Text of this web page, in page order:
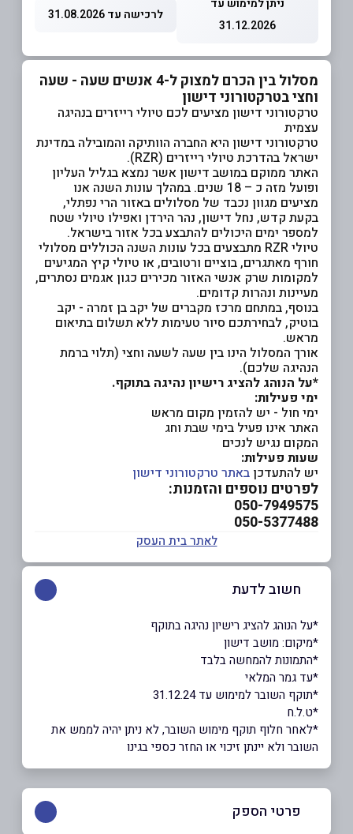
ניתן למימוש עד
31.12.2026
לרכישה עד 31.08.2026
מסלול בין הכרם למצוק ל-4 אנשים שעה - שעה
וחצי בטרקטורוני דישון
טרקטורוני דישון מציעים לכם טיולי רייזרים בנהיגה
עצמית
טרקטורוני דישון היא החברה הוותיקה והמובילה במדינת
ישראל בהדרכת טיולי רייזרים (RZR).
האתר ממוקם במושב דישון אשר נמצא בגליל העליון
ופועל מזה כ – 18 שנים. במהלך עונות השנה אנו
מציעים מגוון נכבד של מסלולים באזור הרי נפתלי,
בקעת קדש, נחל דישון, נהר הירדן ואפילו טיולי שטח
למספר ימים היכולים להתבצע בכל אזור בישראל.
טיולי RZR מתבצעים בכל עונות השנה הכוללים מסלולי
חורף מאתגרים, בוציים ורטובים, או טיולי קיץ המגיעים
למקומות שרק אנשי האזור מכירים כגון אגמים נסתרים,
מעיינות ונהרות קדומים.
בנוסף, במתחם מרכז מקברים של יקב בן זמרה - יקב
בוטיק, לבחירתכם סיור טעימות ללא תשלום בתיאום
מראש.
אורך המסלול הינו בין שעה לשעה וחצי (תלוי ברמת
הנהיגה שלכם).
*על הנוהג להציג רישיון נהיגה בתוקף.
ימי פעילות:
ימי חול - יש להזמין מקום מראש
האתר אינו פעיל בימי שבת וחג
המקום נגיש לנכים
שעות פעילות:
יש להתעדכן באתר טרקטורוני דישון
לפרטים נוספים והזמנות:
050-7949575
050-5377488
לאתר בית העסק
חשוב לדעת
*על הנוהג להציג רישיון נהיגה בתוקף
*מיקום: מושב דישון
ָ*התמונות להמחשה בלבד
*עד גמר המלאי
*תוקף השובר למימוש עד 31.12.24
*ט.ל.ח
*לאחר חלוף תוקף מימוש השובר, לא ניתן יהיה לממש את
השובר ולא יינתן זיכוי או החזר כספי בגינו
פרטי הספק